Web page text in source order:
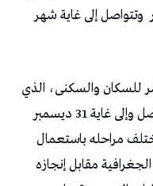
وتتواصل إلى غاية شهر
للسكان والسكنى، الذي
انطلق يوم الثلاثاء 20ماي 2024 ويتواصل وإلى غاية 31 ديسمبر
مراحله باستعمال
مقابل إنجازه